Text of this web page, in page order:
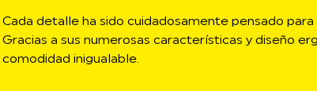
Cada detalle ha sido cuidadosamente pensado
Gracias a sus numerosas características y diseño
comodidad inigualable.